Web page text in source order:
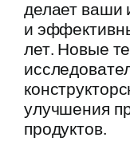
делает ваши
и
лет. Новые
улучшения
продуктов.